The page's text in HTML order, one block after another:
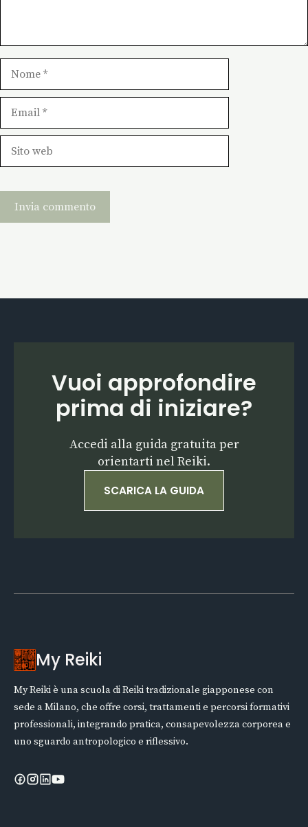
Vuoi approfondire
prima di iniziare?
Accedi alla guida gratuita per
orientarti nel Reiki.
SCARICA LA GUIDA
My Reiki
My Reiki è una scuola di Reiki tradizionale giapponese con
sede a Milano, che offre corsi, trattamenti e percorsi formativi
professionali, integrando pratica, consapevolezza corporea e
uno sguardo antropologico e riflessivo.